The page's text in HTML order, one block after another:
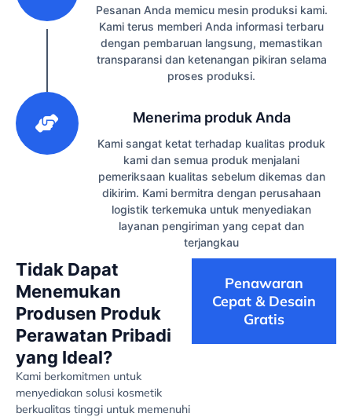
Pesanan Anda memicu mesin produksi kami.
Kami terus memberi Anda informasi terbaru
dengan pembaruan langsung, memastikan
transparansi dan ketenangan pikiran selama
proses produksi.
Menerima produk Anda
Kami sangat ketat terhadap kualitas produk
kami dan semua produk menjalani
pemeriksaan kualitas sebelum dikemas dan
dikirim. Kami bermitra dengan perusahaan
logistik terkemuka untuk menyediakan
layanan pengiriman yang cepat dan
terjangkau
Tidak Dapat
Menemukan
Produsen Produk
Perawatan Pribadi
yang Ideal?
Kami berkomitmen untuk
menyediakan solusi kosmetik
berkualitas tinggi untuk memenuhi
Penawaran
Cepat & Desain
Gratis